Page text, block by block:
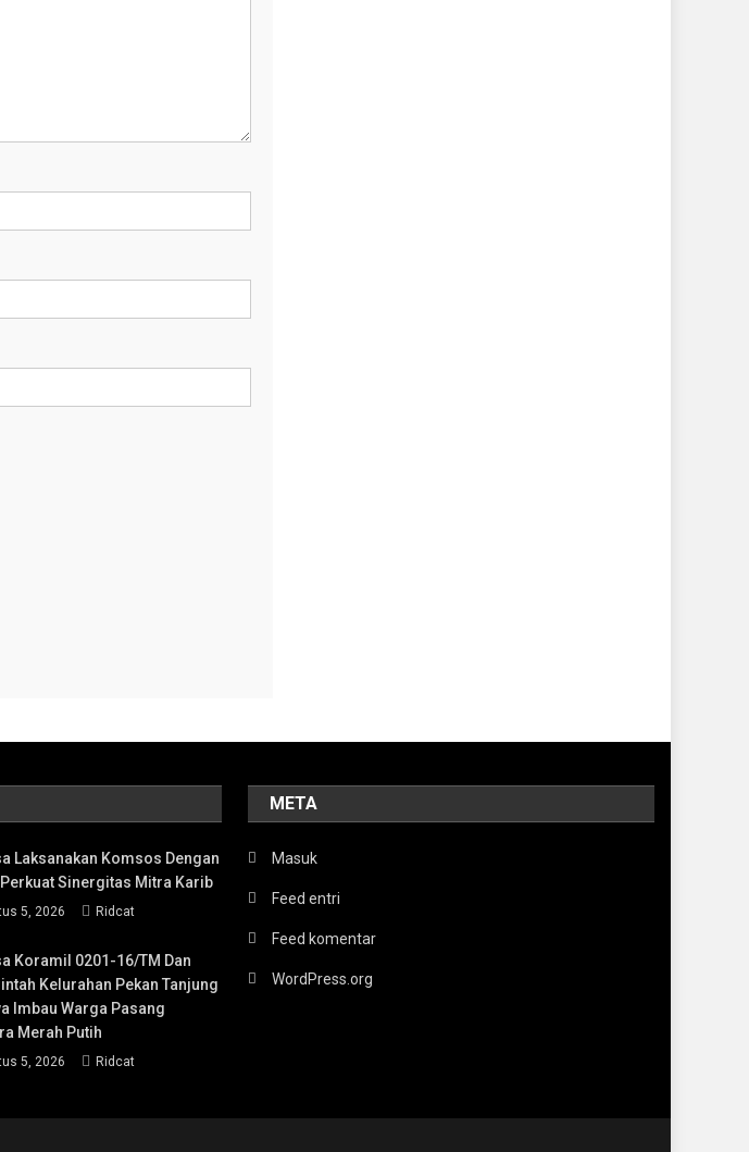
Laksanakan Komsos Dengan
Perkuat Sinergitas Mitra Karib
5, 2026 Ridcat
Koramil 0201-16/TM Dan
Kelurahan Pekan Tanjung
Imbau Warga Pasang
Merah Putih
5, 2026 Ridcat
META
Masuk
Feed entri
Feed komentar
WordPress.org